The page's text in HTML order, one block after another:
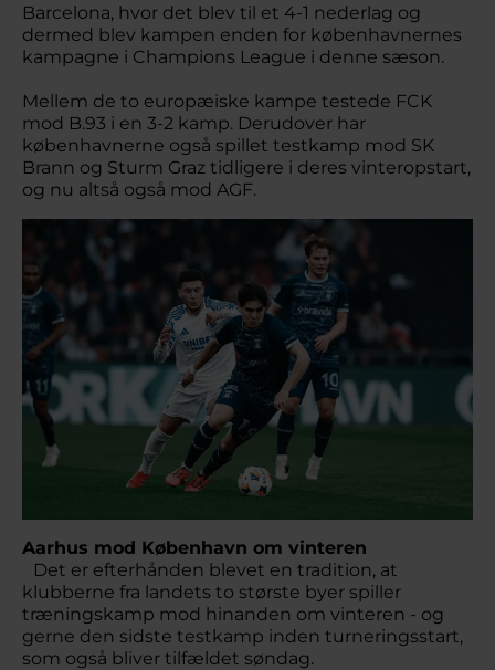
Barcelona, hvor det blev til et 4-1 nederlag og
dermed blev kampen enden for københavnernes
kampagne i Champions League i denne sæson.
Mellem de to europæiske kampe testede FCK
mod B.93 i en 3-2 kamp. Derudover har
københavnerne også spillet testkamp mod SK
Brann og Sturm Graz tidligere i deres vinteropstart,
og nu altså også mod AGF.
Aarhus mod København om vinteren
Det er efterhånden blevet en tradition, at
klubberne fra landets to største byer spiller
træningskamp mod hinanden om vinteren - og
gerne den sidste testkamp inden turneringsstart,
som også bliver tilfældet søndag.